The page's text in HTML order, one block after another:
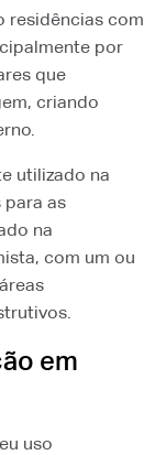
residências com
por
que
criando
utilizado na
as
na
com um ou
em
uso